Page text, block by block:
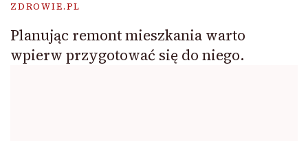
ZDROWIE.PL
Planując remont mieszkania warto
wpierw przygotować się do niego.